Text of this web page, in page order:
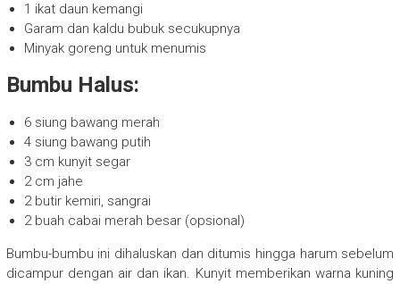
1 ikat daun kemangi
Garam dan kaldu bubuk secukupnya
Minyak goreng untuk menumis
Bumbu Halus:
6 siung bawang merah
4 siung bawang putih
3 cm kunyit segar
2 cm jahe
2 butir kemiri, sangrai
2 buah cabai merah besar (opsional)
Bumbu-bumbu ini dihaluskan dan ditumis hingga harum sebelum
dicampur dengan air dan ikan. Kunyit memberikan warna kuning